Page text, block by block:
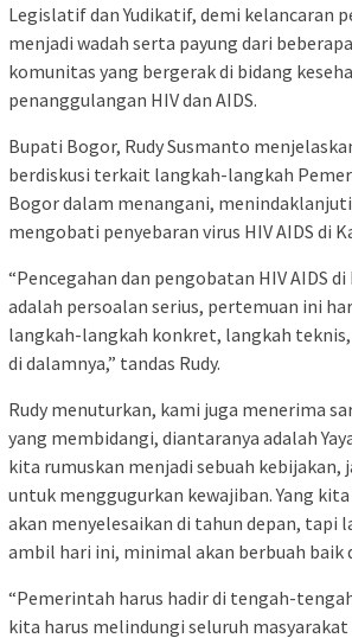
Legislatif dan Yudikatif, demi kelancaran
menjadi wadah serta payung dari
komunitas yang bergerak di bidang
penanggulangan HIV dan AIDS.
Bupati Bogor, Rudy Susmanto
berdiskusi terkait langkah-langkah
Bogor dalam menangani,
mengobati penyebaran virus HIV AIDS di
“Pencegahan dan pengobatan HIV AIDS
adalah persoalan serius, pertemuan ini
langkah-langkah konkret, langkah teknis,
di dalamnya,” tandas Rudy.
Rudy menuturkan, kami juga menerima
yang membidangi, diantaranya adalah
kita rumuskan menjadi sebuah kebijakan,
untuk menggugurkan kewajiban. Yang
akan menyelesaikan di tahun depan, tapi
ambil hari ini, minimal akan berbuah baik
“Pemerintah harus hadir di tengah-
kita harus melindungi seluruh